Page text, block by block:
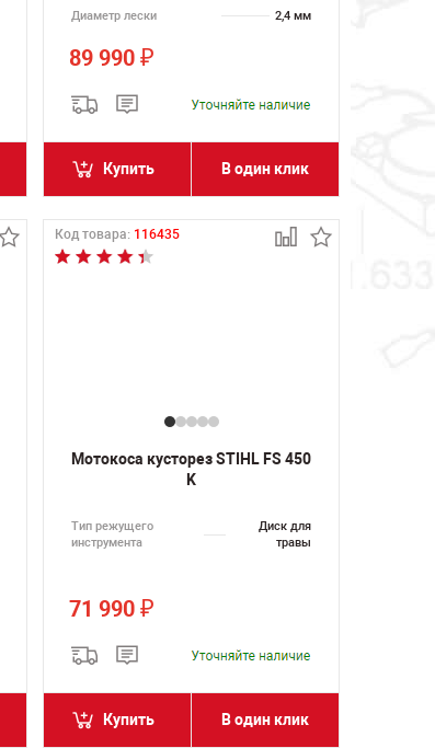
Диаметр лески
2,4 мм
89 990₽
Купить В один клик
Код товара: 116435
Мотокоса кусторез STIHL FS 450
K
Тип режущего
инструмента
Диск для
травы
71 990₽
Купить В один клик